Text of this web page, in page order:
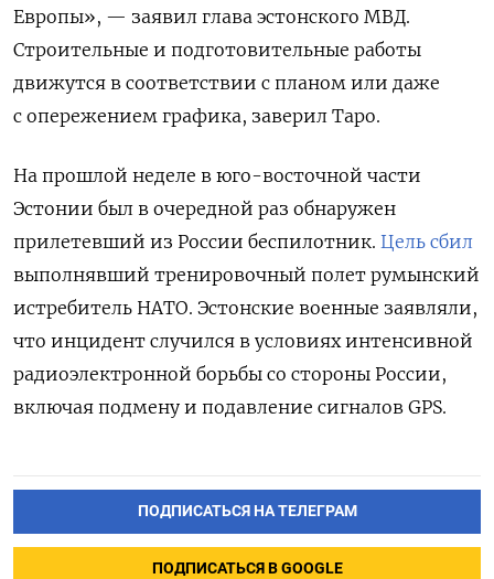
Европы», — заявил глава эстонского МВД.
Строительные и подготовительные работы
движутся в соответствии с планом или даже
с опережением графика, заверил Таро.
На прошлой неделе в юго-восточной части
Эстонии был в очередной раз обнаружен
прилетевший из России беспилотник. Цель сбил
выполнявший тренировочный полет румынский
истребитель НАТО. Эстонские военные заявляли,
что инцидент случился в условиях интенсивной
радиоэлектронной борьбы со стороны России,
включая подмену и подавление сигналов GPS.
ПОДПИСАТЬСЯ НА ТЕЛЕГРАМ
ПОДПИСАТЬСЯ В GOOGLE